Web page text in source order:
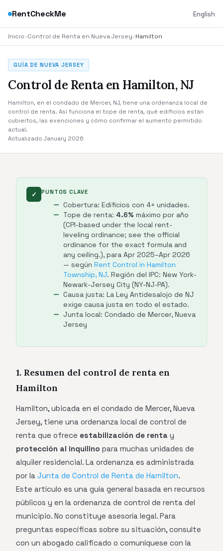
RentCheckMe English
Inicio›Control de Renta en Nueva Jersey›Hamilton
GUÍA DE NUEVA JERSEY
Control de Renta en Hamilton, NJ
Hamilton, en el condado de Mercer, NJ, tiene una ordenanza local de
control de renta. Así funciona el tope de renta, qué edificios están
cubiertos, las exenciones y cómo confirmar el aumento permitido
actual.
Actualizado January 2026
✓ PUNTOS CLAVE
Cobertura: Edificios con 4+ unidades.
Tope de renta: 4.6% máximo por año
(CPI-based under the local rent-
leveling ordinance; see the official
ordinance for the exact formula and
any ceiling.), para Apr 2025–Apr 2026
— según Rent Control in Hamilton
Township, NJ. Región del IPC: New York-
Newark-Jersey City (NY-NJ-PA).
Causa justa: La Ley Antidesalojo de NJ
exige causa justa en todo el estado.
Junta local: Condado de Mercer, Nueva
Jersey
1. Resumen del control de renta en
Hamilton
Hamilton, ubicada en el condado de Mercer, Nueva
Jersey, tiene una ordenanza local de control de
renta que ofrece estabilización de renta y
protección al inquilino para muchas unidades de
alquiler residencial. La ordenanza es administrada
por la Junta de Control de Renta de Hamilton.
Este artículo es una guía general basada en recursos
públicos y en la ordenanza de control de renta del
municipio. No constituye asesoría legal. Para
preguntas específicas sobre su situación, consulte
con un abogado calificado o comuníquese con la